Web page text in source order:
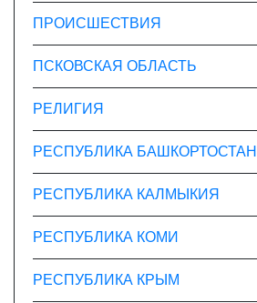
ПРОИСШЕСТВИЯ
ПСКОВСКАЯ ОБЛАСТЬ
РЕЛИГИЯ
РЕСПУБЛИКА БАШКОРТОСТАН
РЕСПУБЛИКА КАЛМЫКИЯ
РЕСПУБЛИКА КОМИ
РЕСПУБЛИКА КРЫМ